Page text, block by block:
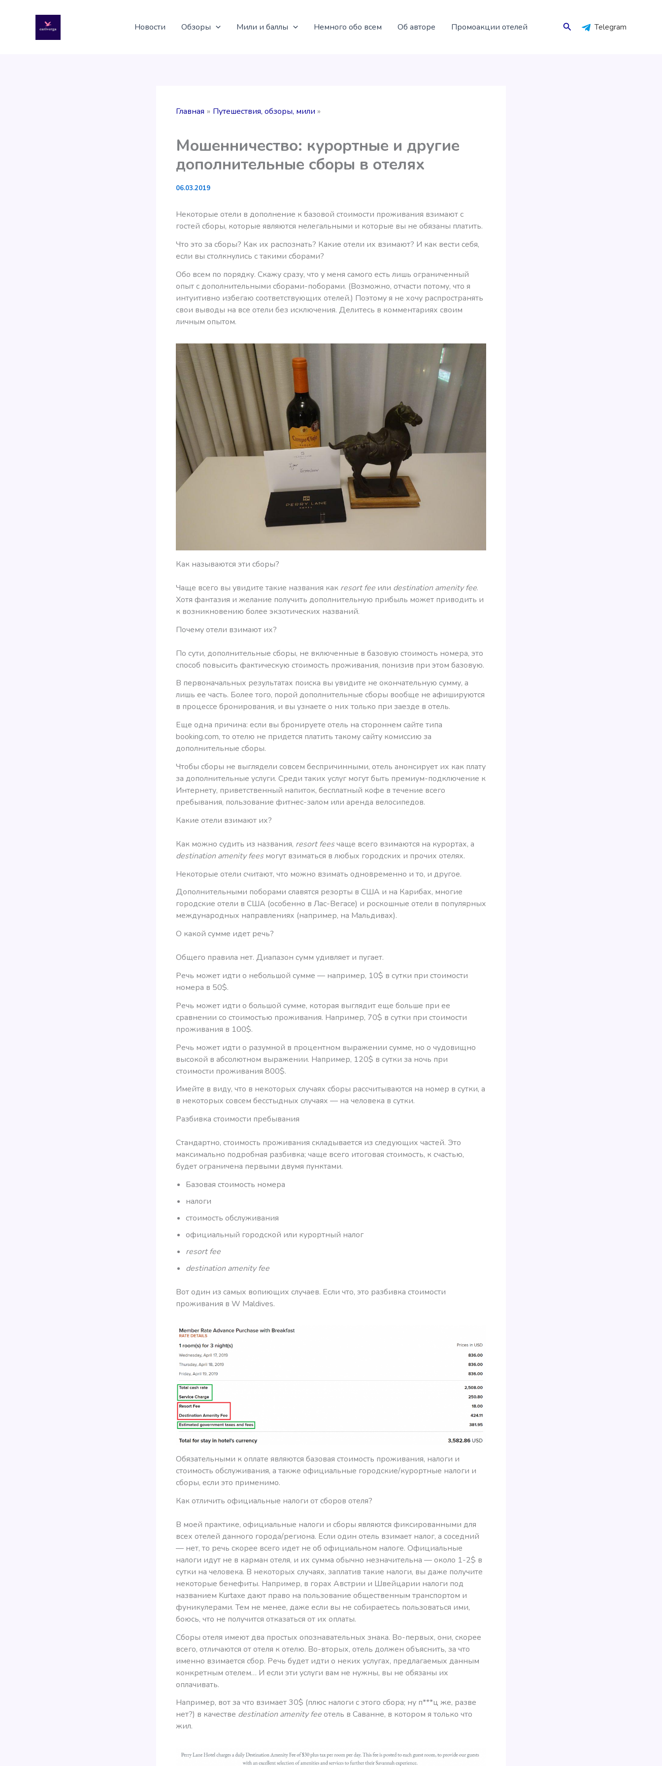
содержимому
Новости Обзоры Мили и баллы Немного обо всем Об авторе Промоакции отелей Поиск Telegram
Главная Путешествия, обзоры, мили
Мошенничество: курортные и другие
дополнительные сборы в отелях
06.03.2019
Некоторые отели в дополнение к базовой стоимости проживания взимают с
гостей сборы, которые являются нелегальными и которые вы не обязаны платить.
Что это за сборы? Как их распознать? Какие отели их взимают? И как вести себя,
если вы столкнулись с такими сборами?
Обо всем по порядку. Скажу сразу, что у меня самого есть лишь ограниченный
опыт с дополнительными сборами-поборами. (Возможно, отчасти потому, что я
интуитивно избегаю соответствующих отелей.) Поэтому я не хочу распространять
свои выводы на все отели без исключения. Делитесь в комментариях своим
личным опытом.
Как называются эти сборы?
Чаще всего вы увидите такие названия как resort fee или destination amenity fee.
Хотя фантазия и желание получить дополнительную прибыль может приводить и
к возникновению более экзотических названий.
Почему отели взимают их?
По сути, дополнительные сборы, не включенные в базовую стоимость номера, это
способ повысить фактическую стоимость проживания, понизив при этом базовую.
В первоначальных результатах поиска вы увидите не окончательную сумму, а
лишь ее часть. Более того, порой дополнительные сборы вообще не афишируются
в процессе бронирования, и вы узнаете о них только при заезде в отель.
Еще одна причина: если вы бронируете отель на стороннем сайте типа
booking.com, то отелю не придется платить такому сайту комиссию за
дополнительные сборы.
Чтобы сборы не выглядели совсем беспричинными, отель анонсирует их как плату
за дополнительные услуги. Среди таких услуг могут быть премиум-подключение к
Интернету, приветственный напиток, бесплатный кофе в течение всего
пребывания, пользование фитнес-залом или аренда велосипедов.
Какие отели взимают их?
Как можно судить из названия, resort feesчаще всего взимаются на курортах, а
destination amenity feesмогут взиматься в любых городских и прочих отелях.
Некоторые отели считают, что можно взимать одновременно и то, и другое.
Дополнительными поборами славятся резорты в США и на Карибах, многие
городские отели в США (особенно в Лас-Вегасе) и роскошные отели в популярных
международных направлениях (например, на Мальдивах).
О какой сумме идет речь?
Общего правила нет. Диапазон сумм удивляет и пугает.
Речь может идти о небольшой сумме — например, 10$ в сутки при стоимости
номера в 50$.
Речь может идти о большой сумме, которая выглядит еще больше при ее
сравнении со стоимостью проживания. Например, 70$ в сутки при стоимости
проживания в 100$.
Речь может идти о разумной в процентном выражении сумме, но о чудовищно
высокой в абсолютном выражении. Например, 120$ в сутки за ночь при
стоимости проживания 800$.
Имейте в виду, что в некоторых случаях сборы рассчитываются на номер в сутки, а
в некоторых совсем бесстыдных случаях — на человека в сутки.
Разбивка стоимости пребывания
Стандартно, стоимость проживания складывается из следующих частей. Это
максимально подробная разбивка; чаще всего итоговая стоимость, к счастью,
будет ограничена первыми двумя пунктами.
Базовая стоимость номера
налоги
стоимость обслуживания
официальный городской или курортный налог
resort fee
destination amenity fee
Вот один из самых вопиющих случаев. Если что, это разбивка стоимости
проживания в W Maldives.
Обязательными к оплате являются базовая стоимость проживания, налоги и
стоимость обслуживания, а также официальные городские/курортные налоги и
сборы, если это применимо.
Как отличить официальные налоги от сборов отеля?
В моей практике, официальные налоги и сборы являются фиксированными для
всех отелей данного города/региона. Если один отель взимает налог, а соседний
— нет, то речь скорее всего идет не об официальном налоге. Официальные
налоги идут не в карман отеля, и их сумма обычно незначительна — около 1-2$ в
сутки на человека. В некоторых случаях, заплатив такие налоги, вы даже получите
некоторые бенефиты. Например, в горах Австрии и Швейцарии налоги под
названием Kurtaxe дают право на пользование общественным транспортом и
фуникулерами. Тем не менее, даже если вы не собираетесь пользоваться ими,
боюсь, что не получится отказаться от их оплаты.
Сборы отеля имеют два простых опознавательных знака. Во-первых, они, скорее
всего, отличаются от отеля к отелю. Во-вторых, отель должен объяснить, за что
именно взимается сбор. Речь будет идти о неких услугах, предлагаемых данным
конкретным отелем… И если эти услуги вам не нужны, вы не обязаны их
оплачивать.
Например, вот за что взимает 30$ (плюс налоги с этого сбора; ну п***ц же, разве
нет?) в качестве destination amenity feeотель в Саванне, в котором я только что
жил.